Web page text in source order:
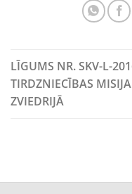
LĪGUMS NR. SKV-L-
TIRDZNIECĪBAS MISIJA
ZVIEDRIJĀ